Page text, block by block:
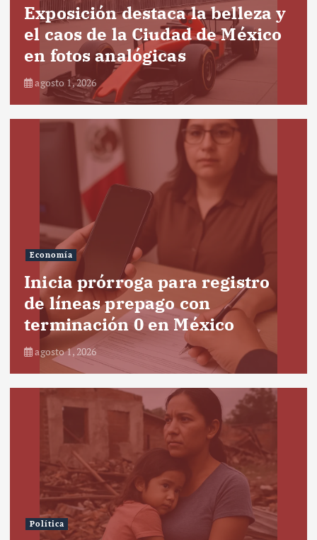
Exposición destaca la belleza y
el caos de la Ciudad de México
en fotos analógicas
agosto 1, 2026
Economía
Inicia prórroga para registro
de líneas prepago con
terminación 0 en México
agosto 1, 2026
Política